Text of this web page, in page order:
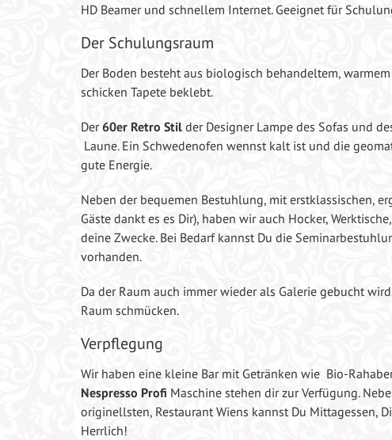
HD Beamer und schnellem Internet. Geeignet für
Der Schulungsraum
Der Boden besteht aus biologisch behandeltem,
schicken Tapete beklebt.
Der60er Retro Stil der Designer Lampe des Sofas und
Laune. Ein Schwedenofen wennst kalt ist und die
gute Energie.
Neben der bequemen Bestuhlung, mit erstklassischen,
Gäste dankt es es Dir), haben wir auch Hocker,
deine Zwecke. Bei Bedarf kannst Du die
vorhanden.
Da der Raum auch immer wieder als Galerie gebucht
Raum schmücken.
Verpflegung
Wir haben eine kleine Bar mit Getränken wie Bio-
Nespresso Profi Maschine stehen dir zur Verfügung.
originellsten, Restaurant Wiens kannst Du Mittagessen,
Herrlich!